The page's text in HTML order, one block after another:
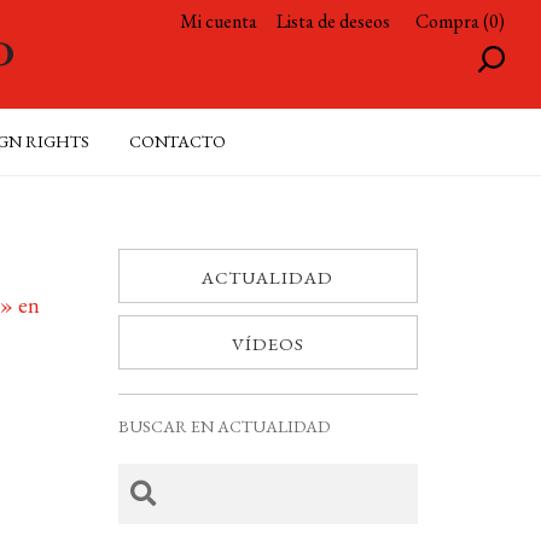
Mi cuenta Lista de deseos Compra (0)
RIGHTS CONTACTO
en
ACTUALIDAD
VÍDEOS
BUSCAR EN ACTUALIDAD